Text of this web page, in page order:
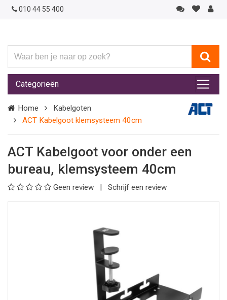
010 44 55 400
ben
je
naar
op
zoek?
Categorieën
Home
Kabelgoten
ACT Kabelgoot klemsysteem 40cm
ACT Kabelgoot voor onder een
bureau, klemsysteem 40cm
Geen review Schrijf een review